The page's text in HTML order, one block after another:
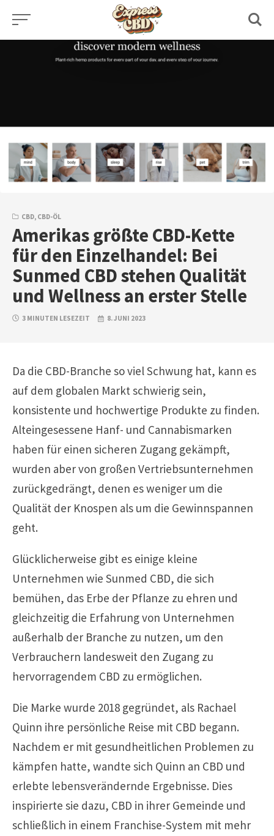
Skip
CBD, CBD-ÖL
Amerikas größte CBD-Kette
für den Einzelhandel: Bei
Sunmed CBD stehen Qualität
und Wellness an erster Stelle
3 MINUTEN LESEZEIT 8. JUNI 2023
Da die CBD-Branche so viel Schwung hat, kann es
auf dem globalen Markt schwierig sein,
konsistente und hochwertige Produkte zu finden.
Alteingesessene Hanf- und Cannabismarken
haben für einen sicheren Zugang gekämpft,
wurden aber von großen Vertriebsunternehmen
zurückgedrängt, denen es weniger um die
Qualität der Knospen als um die Gewinnspannen
geht.
Glücklicherweise gibt es einige kleine
Unternehmen wie Sunmed CBD, die sich
bemühen, das Erbe der Pflanze zu ehren und
gleichzeitig die Erfahrung von Unternehmen
außerhalb der Branche zu nutzen, um den
Verbrauchern landesweit den Zugang zu
hervorragendem CBD zu ermöglichen.
Die Marke wurde 2018 gegründet, als Rachael
Quinn ihre persönliche Reise mit CBD begann.
Nachdem er mit gesundheitlichen Problemen zu
kämpfen hatte, wandte sich Quinn an CBD und
erlebte lebensverändernde Ergebnisse. Dies
inspirierte sie dazu, CBD in ihrer Gemeinde und
schließlich in einem Franchise-System mit mehr